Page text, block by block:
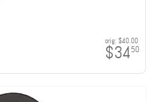
orig: $40.00
$3450